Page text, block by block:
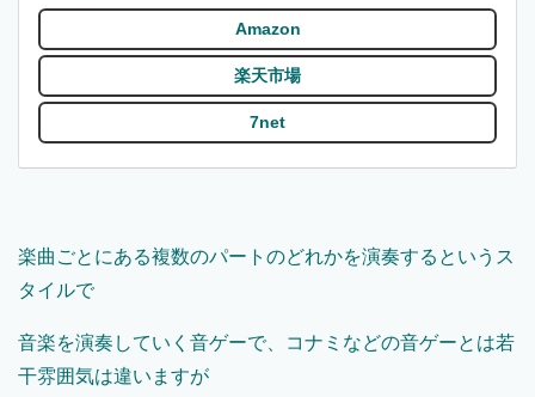
Amazon
楽天市場
7net
楽曲ごとにある複数のパートのどれかを演奏するというス
タイルで
音楽を演奏していく音ゲーで、コナミなどの音ゲーとは若
干雰囲気は違いますが